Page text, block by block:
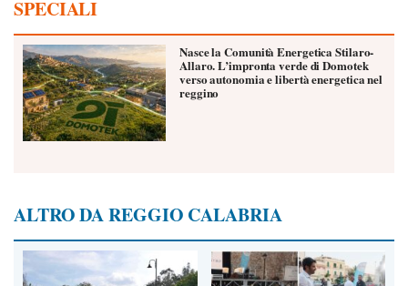
SPECIALI
Nasce la Comunità Energetica Stilaro-
Allaro. L’impronta verde di Domotek
verso autonomia e libertà energetica nel
reggino
ALTRO DA REGGIO CALABRIA